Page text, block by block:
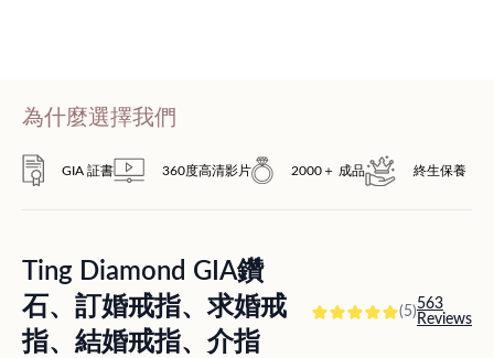
為什麼選擇我們
GIA 証書 360度高清影片 2000＋ 成品 終生保養
Ting Diamond GIA鑽
石、訂婚戒指、求婚戒
指、結婚戒指、介指
(5)563
Reviews